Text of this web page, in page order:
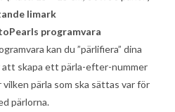
limark
programvara
kan du ”pärlifiera” dina
skapa ett pärla-efter-nummer
pärla som ska sättas var för
pärlorna.